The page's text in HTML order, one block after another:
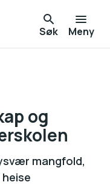
Søk Meny
og
mangfold,